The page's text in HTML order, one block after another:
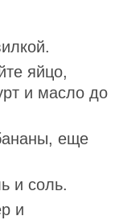
яйцо,
и масло до
еще
и соль.
и